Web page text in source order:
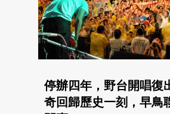
停辦四年，野台開唱復
奇回歸歷史一刻，早鳥